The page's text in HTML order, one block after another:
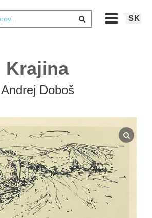
SK
Krajina
Andrej Doboš